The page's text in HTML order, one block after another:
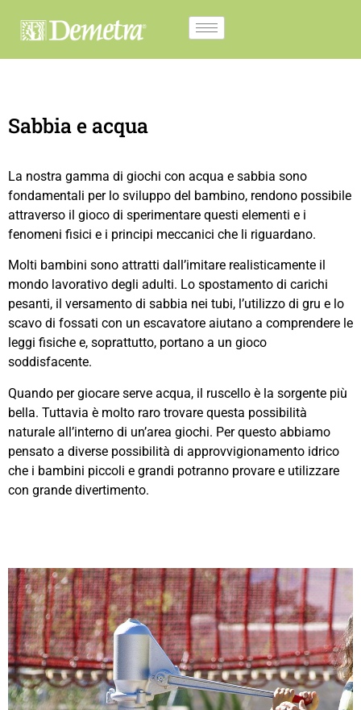
Sabbia e acqua
La nostra gamma di giochi con acqua e sabbia sono
fondamentali per lo sviluppo del bambino, rendono possibile
attraverso il gioco di sperimentare questi elementi e i
fenomeni fisici e i principi meccanici che li riguardano.
Molti bambini sono attratti dall’imitare realisticamente il
mondo lavorativo degli adulti. Lo spostamento di carichi
pesanti, il versamento di sabbia nei tubi, l’utilizzo di gru e lo
scavo di fossati con un escavatore aiutano a comprendere le
leggi fisiche e, soprattutto, portano a un gioco
soddisfacente.
Quando per giocare serve acqua, il ruscello è la sorgente più
bella. Tuttavia è molto raro trovare questa possibilità
naturale all’interno di un’area giochi. Per questo abbiamo
pensato a diverse possibilità di approvvigionamento idrico
che i bambini piccoli e grandi potranno provare e utilizzare
con grande divertimento.